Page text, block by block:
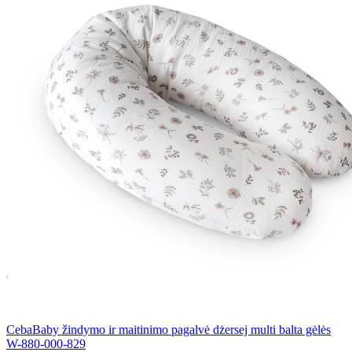
CebaBaby žindymo ir maitinimo pagalvė dżersej multi balta gėlės
W-880-000-829